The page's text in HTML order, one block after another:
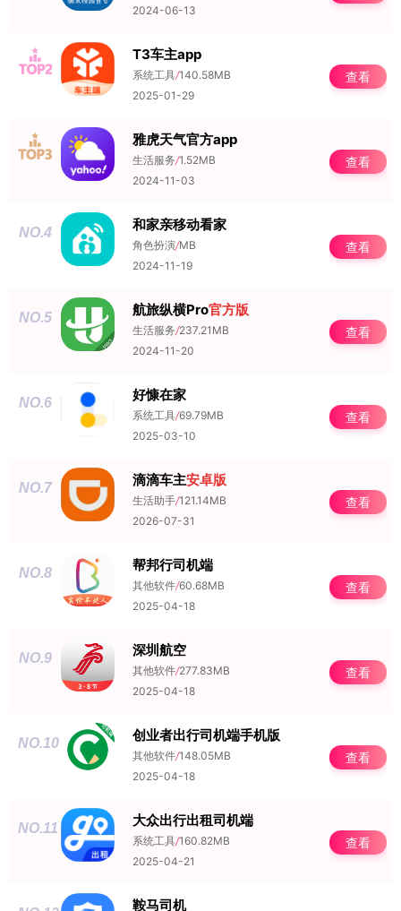
2024-06-13
NO.2 T3车主app
系统工具/140.58MB
2025-01-29
查看
NO.3 雅虎天气官方app
生活服务/1.52MB
2024-11-03
查看
NO.4 和家亲移动看家
角色扮演/MB
2024-11-19
查看
NO.5 航旅纵横Pro官方版
生活服务/237.21MB
2024-11-20
查看
NO.6 好慷在家
系统工具/69.79MB
2025-03-10
查看
NO.7 滴滴车主安卓版
生活助手/121.14MB
2026-07-31
查看
NO.8 帮邦行司机端
其他软件/60.68MB
2025-04-18
查看
NO.9 深圳航空
其他软件/277.83MB
2025-04-18
查看
NO.10 创业者出行司机端手机版
其他软件/148.05MB
2025-04-18
查看
NO.11 大众出行出租司机端
系统工具/160.82MB
2025-04-21
查看
鞍马司机